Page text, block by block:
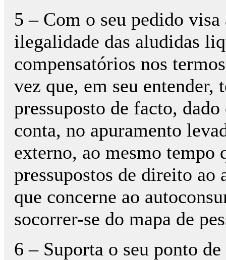
5 – Com o seu pedido
ilegalidade das aludidas
compensatórios nos
vez que, em seu
pressuposto de facto,
conta, no apuramento
externo, ao mesmo tempo
pressupostos de direito
que concerne ao
socorrer-se do mapa de
6 – Suporta o seu ponto